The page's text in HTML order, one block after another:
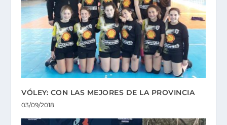
VÓLEY: CON LAS MEJORES DE LA PROVINCIA
03/09/2018